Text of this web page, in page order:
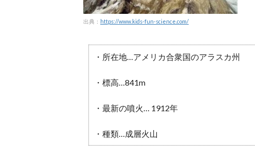
出典： https://www.kids-fun-science.com/
・所在地…アメリカ合衆国のアラスカ州
・標高…841m
・最新の噴火… 1912年
・種類…成層火山